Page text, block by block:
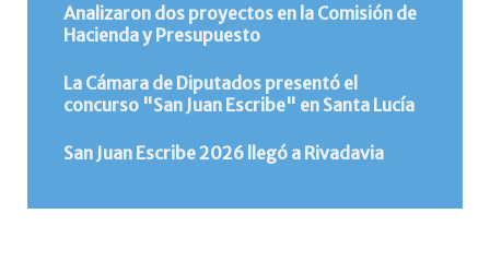
Analizaron dos proyectos en la Comisión de
Hacienda y Presupuesto
La Cámara de Diputados presentó el
concurso "San Juan Escribe" en Santa Lucía
San Juan Escribe 2026 llegó a Rivadavia